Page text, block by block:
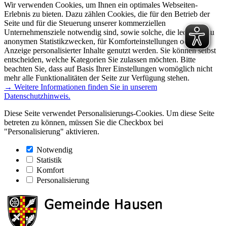
Wir verwenden Cookies, um Ihnen ein optimales Webseiten-
Erlebnis zu bieten. Dazu zählen Cookies, die für den Betrieb der
Seite und für die Steuerung unserer kommerziellen
Unternehmensziele notwendig sind, sowie solche, die lediglich zu
anonymen Statistikzwecken, für Komforteinstellungen oder zur
Anzeige personalisierter Inhalte genutzt werden. Sie können selbst
entscheiden, welche Kategorien Sie zulassen möchten. Bitte
beachten Sie, dass auf Basis Ihrer Einstellungen womöglich nicht
mehr alle Funktionalitäten der Seite zur Verfügung stehen.
→ Weitere Informationen finden Sie in unserem
Datenschutzhinweis.
Diese Seite verwendet Personalisierungs-Cookies. Um diese Seite
betreten zu können, müssen Sie die Checkbox bei
"Personalisierung" aktivieren.
Notwendig
Statistik
Komfort
Personalisierung